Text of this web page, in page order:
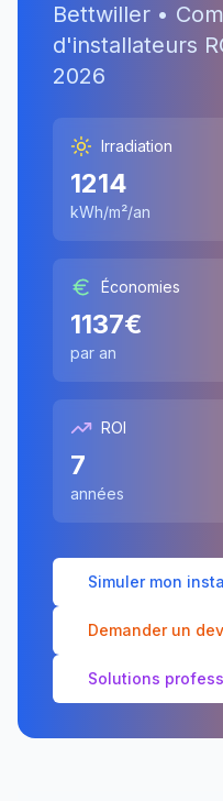
Bettwiller •
d'installateurs
2026
Irradiation
1214
kWh/m²/an
Économies
1137€
par an
ROI
7
années
Simuler mon
Demander un
Solutions